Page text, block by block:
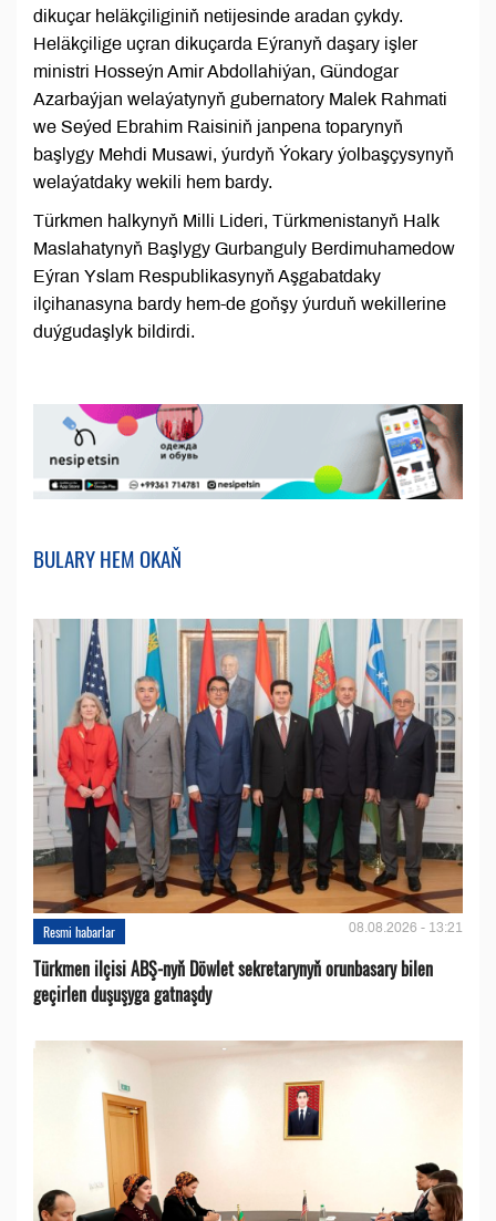
dikuçar heläkçiliginiň netijesinde aradan çykdy.
Heläkçilige uçran dikuçarda Eýranyň daşary işler
ministri Hosseýn Amir Abdollahiýan, Gündogar
Azarbaýjan welaýatynyň gubernatory Malek Rahmati
we Seýed Ebrahim Raisiniň janpena toparynyň
başlygy Mehdi Musawi, ýurdyň Ýokary ýolbaşçysynyň
welaýatdaky wekili hem bardy.
Türkmen halkynyň Milli Lideri, Türkmenistanyň Halk
Maslahatynyň Başlygy Gurbanguly Berdimuhamedow
Eýran Yslam Respublikasynyň Aşgabatdaky
ilçihanasyna bardy hem-de goňşy ýurduň wekillerine
duýgudaşlyk bildirdi.
BULARY HEM OKAŇ
Resmi habarlar 08.08.2026 - 13:21
Türkmen ilçisi ABŞ-nyň Döwlet sekretarynyň orunbasary bilen
geçirlen duşuşyga gatnaşdy